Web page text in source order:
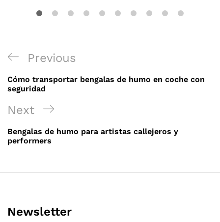
Navegación
de
entradas
Previous
Post
Previous
Cómo transportar bengalas de humo en coche con
seguridad
Next
Post
Next
Bengalas de humo para artistas callejeros y
performers
Newsletter